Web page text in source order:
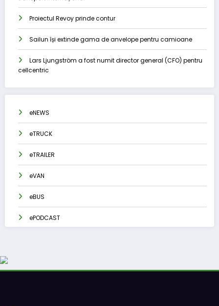
Proiectul Revoy prinde contur
Sailun își extinde gama de anvelope pentru camioane
Lars Ljungström a fost numit director general (CFO) pentru
cellcentric
eNEWS
eTRUCK
eTRAILER
eVAN
eBUS
ePODCAST